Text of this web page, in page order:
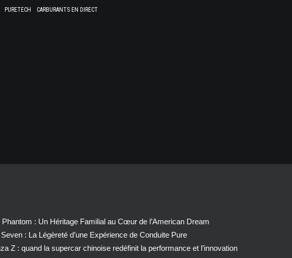
PURETECH CARBURANTS EN DIRECT
: Un Héritage Familial au Cœur de l’American Dream
: La Légèreté d’une Expérience de Conduite Pure
Z : quand la supercar chinoise redéfinit la performance et l’innovation